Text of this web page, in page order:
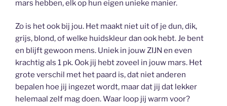
mars hebben, elk op hun eigen unieke manier.
Zo is het ook bij jou. Het maakt niet uit of je dun, dik,
grijs, blond, of welke huidskleur dan ook hebt. Je bent
en blijft gewoon mens. Uniek in jouw ZIJN en even
krachtig als 1 pk. Ook jij hebt zoveel in jouw mars. Het
grote verschil met het paard is, dat niet anderen
bepalen hoe jij ingezet wordt, maar dat jij dat lekker
helemaal zelf mag doen. Waar loop jij warm voor?